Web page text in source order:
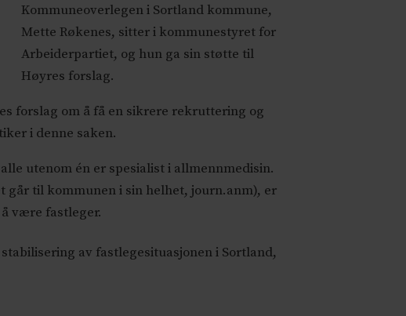
Kommuneoverlegen i Sortland kommune,
Mette Røkenes, sitter i kommunestyret for
Arbeiderpartiet, og hun ga sin støtte til
Høyres forslag.
forslag om å få en sikrere rekruttering og
i denne saken.
utenom én er spesialist i allmennmedisin.
går til kommunen i sin helhet, journ.anm), er
være fastleger.
av fastlegesituasjonen i Sortland,